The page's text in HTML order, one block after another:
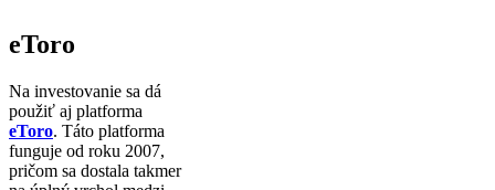
eToro
Na investovanie sa dá
použiť aj platforma
eToro. Táto platforma
funguje od roku 2007,
pričom sa dostala takmer